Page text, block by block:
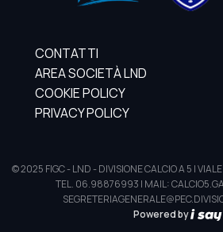
CONTATTI
AREA SOCIETÀ LND
COOKIE POLICY
PRIVACY POLICY
© 2025 FIGC - LND - DIVISIONE CALCIO A 5 |
TEL. 06.98876993 | MAIL:
Powered by